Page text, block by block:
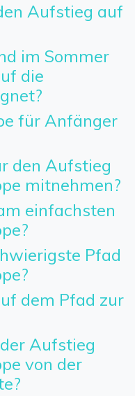
Aufstieg auf
im Sommer
die
für Anfänger
den Aufstieg
mitnehmen?
einfachsten
Pfad
dem Pfad zur
Aufstieg
von der